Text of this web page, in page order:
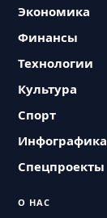
Экономика
Финансы
Технологии
Культура
Спорт
Инфографика
Спецпроекты
О НАС